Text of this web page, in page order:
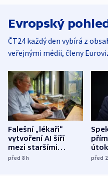
Evropský
ČT24 každý den vybírá z
veřejnými médii, členy
Falešní „lékaři“
vytvoření AI šíří
mezi staršími
Poláky nebezpečné
před 8h
míní
před